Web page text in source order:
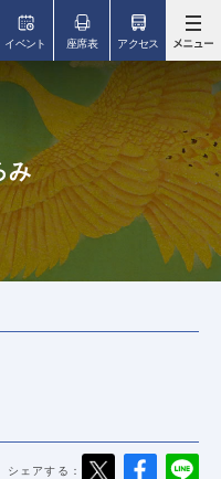
イベント 座席表 アクセス
み
シェアする：